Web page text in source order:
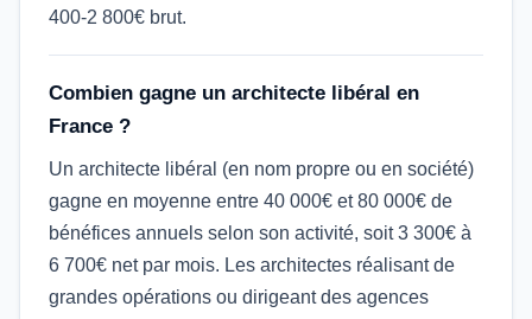
400-2 800€ brut.
Combien gagne un architecte libéral en
France ?
Un architecte libéral (en nom propre ou en société)
gagne en moyenne entre 40 000€ et 80 000€ de
bénéfices annuels selon son activité, soit 3 300€ à
6 700€ net par mois. Les architectes réalisant de
grandes opérations ou dirigeant des agences